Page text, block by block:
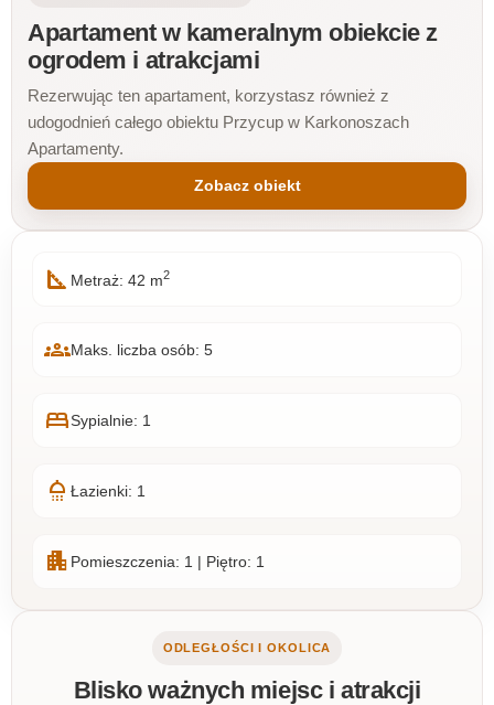
Apartament w kameralnym obiekcie z
ogrodem i atrakcjami
Rezerwując ten apartament, korzystasz również z
udogodnień całego obiektu Przycup w Karkonoszach
Apartamenty.
Zobacz obiekt
square_foot Metraż: 42 m2
groupsMaks. liczba osób: 5
bedSypialnie: 1
shower Łazienki: 1
apartment Pomieszczenia: 1 | Piętro: 1
ODLEGŁOŚCI I OKOLICA
Blisko ważnych miejsc i atrakcji